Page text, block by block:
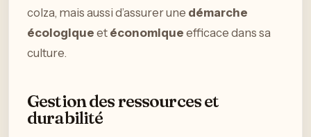
colza, mais aussi d’assurer une démarche
écologique et économique efficace dans sa
culture.
Gestion des ressources et
durabilité